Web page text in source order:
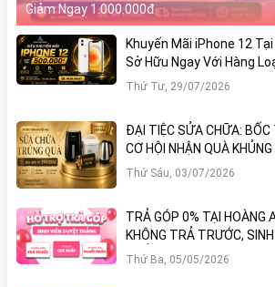
Giảm Ngay 1.000.000đ
Khuyến Mãi iPhone 12
Sở Hữu Ngay Với Hàng
Thứ Tư, 29/07/2026
ĐẠI TIỆC SỬA CHỮA:
CƠ HỘI NHẬN QUÀ
MOBILE
Thứ Sáu, 03/07/2026
TRẢ GÓP 0% TẠI HOÀNG
KHÔNG TRẢ TRƯỚC,
THẲNG!
Thứ Ba, 05/05/2026